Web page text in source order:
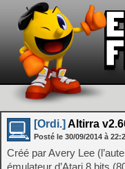
[Ordi.] Altirra
Posté le 30/09/2014 à
Créé par Avery Lee
émulateur d’Atari 8 bits